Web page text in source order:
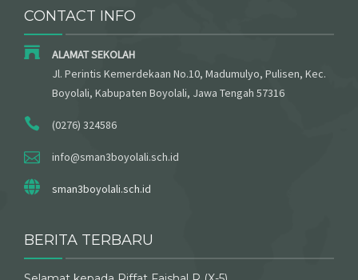
CONTACT INFO
ALAMAT SEKOLAH
Jl. Perintis Kemerdekaan No.10, Madumulyo, Pulisen, Kec.
Boyolali, Kabupaten Boyolali, Jawa Tengah 57316
(0276) 324586
info@sman3boyolali.sch.id
sman3boyolali.sch.id
BERITA TERBARU